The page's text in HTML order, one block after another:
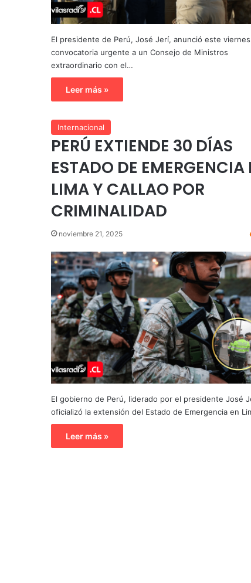
El presidente de Perú, José Jerí, anunció este
convocatoria urgente a un Consejo de Ministros
extraordinario con el…
Leer más »
Internacional
PERÚ EXTIENDE 30 DÍAS
ESTADO DE EMERGENCIA
LIMA Y CALLAO POR
CRIMINALIDAD
noviembre 21, 2025
El gobierno de Perú, liderado por el presidente José
oficializó la extensión del Estado de Emergencia en
Leer más »